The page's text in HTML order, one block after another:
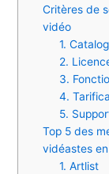
Critères de
vidéo
1.
2.
3.
4.
5.
Top 5 des
vidéastes
1. Artlist